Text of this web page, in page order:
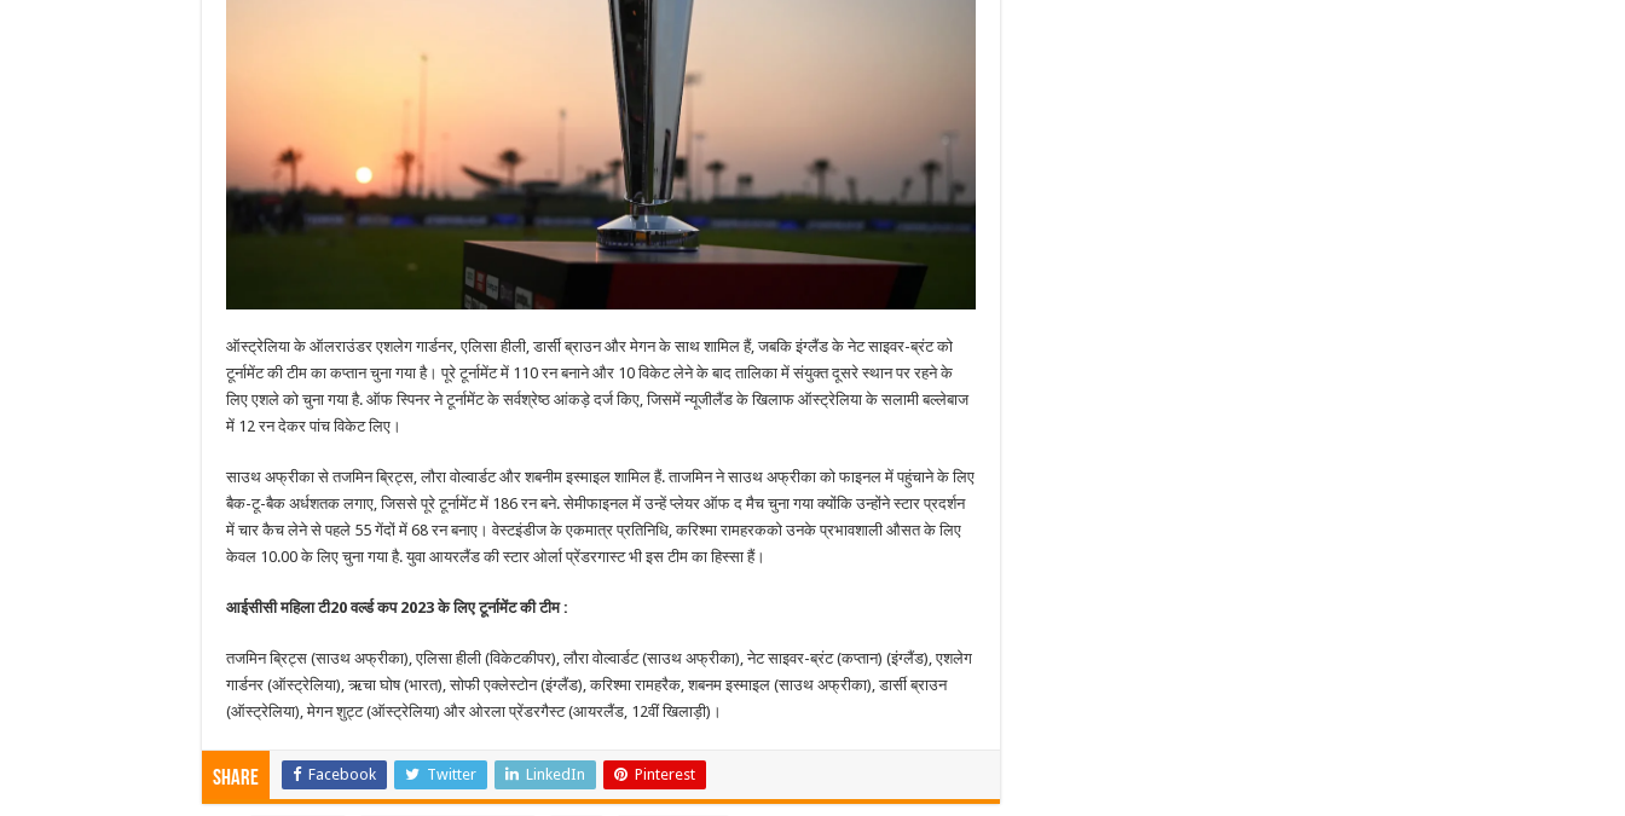
ऑस्ट्रेलिया के ऑलराउंडर एशलेग गार्डनर, एलिसा हीली, डार्सी ब्राउन और मेगन के साथ शामिल हैं, जबकि इंग्लैंड के नेट साइवर-ब्रंट को
टूर्नामेंट की टीम का कप्तान चुना गया है। पूरे टूर्नामेंट में 110 रन बनाने और 10 विकेट लेने के बाद तालिका में संयुक्त दूसरे स्थान पर रहने के
लिए एशले को चुना गया है. ऑफ स्पिनर ने टूर्नामेंट के सर्वश्रेष्ठ आंकड़े दर्ज किए, जिसमें न्यूजीलैंड के खिलाफ ऑस्ट्रेलिया के सलामी बल्लेबाज
में 12 रन देकर पांच विकेट लिए।
साउथ अफ्रीका से तजमिन ब्रिट्स, लौरा वोल्वार्डट और शबनीम इस्माइल शामिल हैं. ताजमिन ने साउथ अफ्रीका को फाइनल में पहुंचाने के लिए
बैक-टू-बैक अर्धशतक लगाए, जिससे पूरे टूर्नामेंट में 186 रन बने. सेमीफाइनल में उन्हें प्लेयर ऑफ द मैच चुना गया क्योंकि उन्होंने स्टार प्रदर्शन
में चार कैच लेने से पहले 55 गेंदों में 68 रन बनाए। वेस्टइंडीज के एकमात्र प्रतिनिधि, करिश्मा रामहरकको उनके प्रभावशाली औसत के लिए
केवल 10.00 के लिए चुना गया है. युवा आयरलैंड की स्टार ओर्ला प्रेंडरगास्ट भी इस टीम का हिस्सा हैं।
आईसीसी महिला टी20 वर्ल्ड कप 2023 के लिए टूर्नामेंट की टीम :
तजमिन ब्रिट्स (साउथ अफ्रीका), एलिसा हीली (विकेटकीपर), लौरा वोल्वार्डट (साउथ अफ्रीका), नेट साइवर-ब्रंट (कप्तान) (इंग्लैंड), एशलेग
गार्डनर (ऑस्ट्रेलिया), ऋचा घोष (भारत), सोफी एक्लेस्टोन (इंग्लैंड), करिश्मा रामहरैक, शबनम इस्माइल (साउथ अफ्रीका), डार्सी ब्राउन
(ऑस्ट्रेलिया), मेगन शुट्ट (ऑस्ट्रेलिया) और ओरला प्रेंडरगैस्ट (आयरलैंड, 12वीं खिलाड़ी)।
Share Facebook Twitter LinkedIn Pinterest